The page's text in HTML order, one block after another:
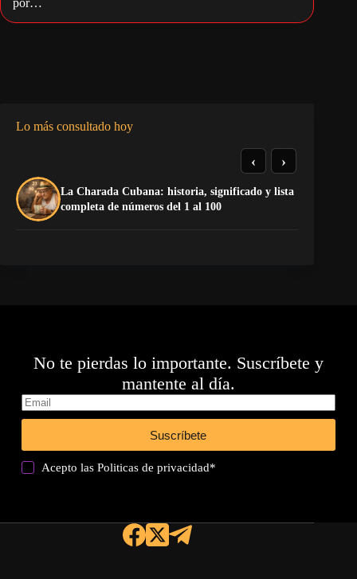
por…
Lo más consultado hoy
La Charada Cubana: historia, significado y lista
completa de números del 1 al 100
‹ ›
No te pierdas lo importante. Suscríbete y
mantente al día.
Suscríbete
Acepto lasPoliticas de privacidad*